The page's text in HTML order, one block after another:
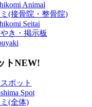
Animal
(接骨院・整骨院)
Seitai
き・掲示板
トNEW!
ポット
Spot
(全体)